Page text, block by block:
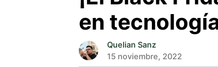
en
Quelian Sanz
15 noviembre, 2022